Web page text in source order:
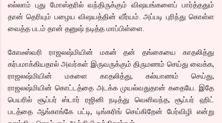
எல்லாம் புது மோஸ்தரில் வந்திருக்கும் விஷயங்களைப் பார்த்ததும்
தான் தெரியும் பழைய விஷயத்தின் வீர்யம். அப்படி புரிந்து கொள்ள
வைத்த படம் தான் தனுஷ் நடித்த மாப்பிள்ளை.
கோடீஸ்வரி ராஜலஷ்மியின் மகன் தன் தங்கையை காதலித்து
கர்பமாக்கியதால் அவர்கள் இருவருக்கும் திருமணம் செய்து வைக்க,
ராஜலஷ்மியின் மகளை காதலித்து, கல்யாணம் செய்து,
ராஜலஷ்மியின் கொட்டத்தை அடக்க முயல்வதுதான் கதையே. இதே
பெயரில் சூப்பர் ஸ்டார் ரஜினி நடித்து வெளிவந்த, சூப்பர் ஹிட்
படத்தை ஆங்காங்கே பட்டி, டிங்கரிங் செய்கிறேன் பேர்விழி என்று